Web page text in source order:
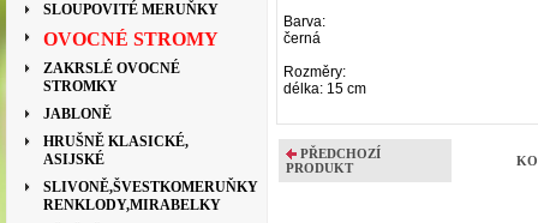
SLOUPOVITÉ MERUŇKY
OVOCNÉ STROMY
ZAKRSLÉ OVOCNÉ
STROMKY
JABLONĚ
HRUŠNĚ KLASICKÉ,
ASIJSKÉ
SLIVONĚ,ŠVESTKOMERUŇKY
RENKLODY,MIRABELKY
Barva:
černá
Rozměry:
délka: 15 cm
PŘEDCHOZÍ
PRODUKT